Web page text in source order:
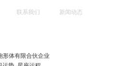
联系我们 新闻动态
形体有限合伙企业